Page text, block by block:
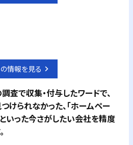
情報を見る
査で収集・付与したワードで、
られなかった、「ホームペー
いった今さがしたい会社を精度